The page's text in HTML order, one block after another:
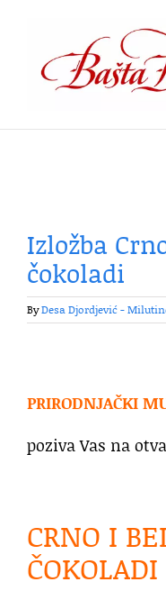
content
Izložba
čokoladi
ByDesa Djordjević -
PRIRODNJAČKI
poziva Vas na
CRNO I
ČOKOLADI